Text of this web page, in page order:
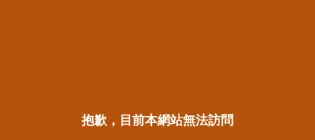
抱歉，目前本網站無法訪問